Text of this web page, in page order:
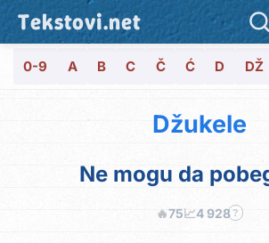
Tekstovi.net
0-9 A B C Č Ć D DŽ
Džukele
Ne mogu da
🔥75📈4 928 ?